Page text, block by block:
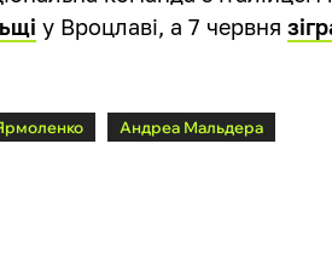
у Вроцлаві, а 7 червня
Андреа Мальдера